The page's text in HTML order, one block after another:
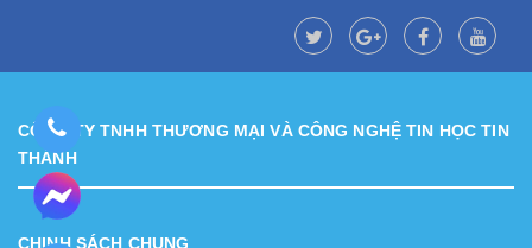
CÔNG TY TNHH THƯƠNG MẠI VÀ CÔNG NGHỆ TIN HỌC TIN
THÀNH
CHINH SÁCH CHUNG